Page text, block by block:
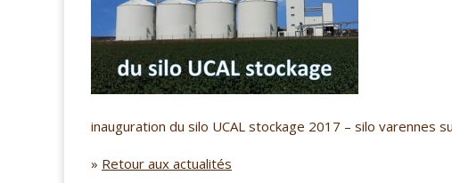
inauguration du silo UCAL stockage 2017 – silo varennes
» Retour aux actualités